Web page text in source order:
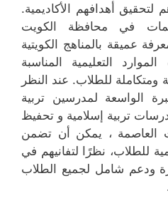
لتحقيق أهدافهم الأكاديمية.
في محافظة الكويت
عميقة بالمناهج الكويتية
التعليمية المناسبة
ومتكاملة للطلاب. عند النظر
الواسعة لمدرسين تربية
تربية إسلامية و تحفيظ
العاصمة ، يمكن أن تضمن
للطلاب، نظرًا لتفانيهم في
ودعم شامل لجميع الطلاب